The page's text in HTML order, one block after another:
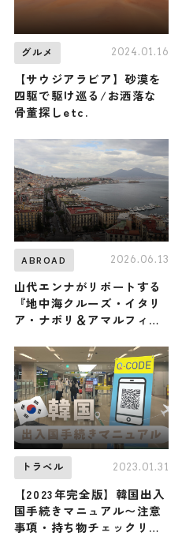
グルメ 2024.01.16
【サウジアラビア】砂漠を
四駆で駆け巡る/お洒落な
骨董探しetc.
ABROAD 2026.06.13
山代エンナがリポートする
『地中海クルーズ・イタリ
ア・ナポリ＆アマルフィ』
トやグルメを紹介 2026年6
月13日放送
トラベル 2023.01.31
【2023年完全版】韓国出入
国手続きマニュアル〜注意
事項・持ち物チェックリス